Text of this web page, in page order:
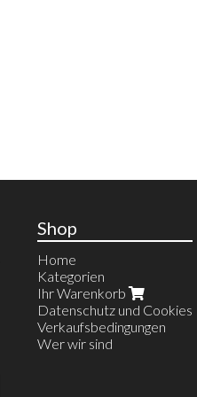
Shop
Home
Kategorien
Ihr Warenkorb
Datenschutz und Cookies
Verkaufsbedingungen
Wer wir sind